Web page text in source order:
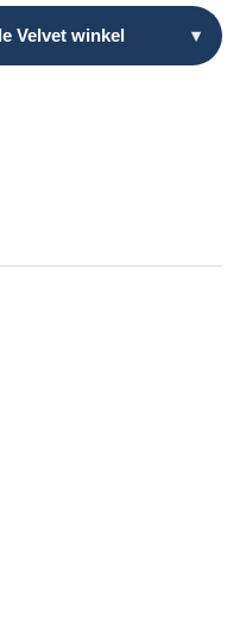
Velvet winkel ▾